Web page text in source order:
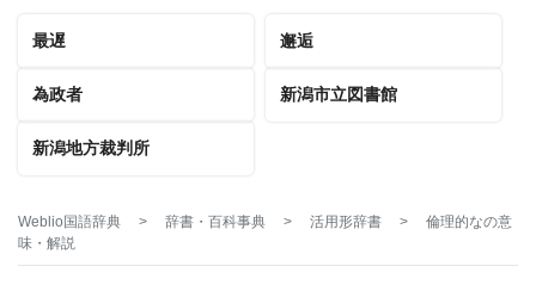
最遅 邂逅
為政者 新潟市立図書館
新潟地方裁判所
Weblio国語辞典 > 辞書・百科事典 > 活用形辞書 > 倫理的なの意
味・解説